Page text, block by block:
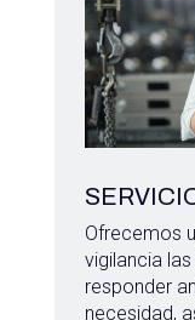
Ofrecemos
vigilancia
responder
necesidad,